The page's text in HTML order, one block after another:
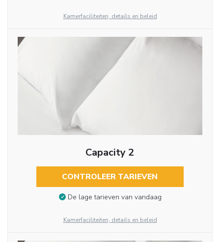
Kamerfaciliteiten, details en beleid
Capacity 2
CONTROLEER TARIEVEN
De lage tarieven van vandaag
Kamerfaciliteiten, details en beleid